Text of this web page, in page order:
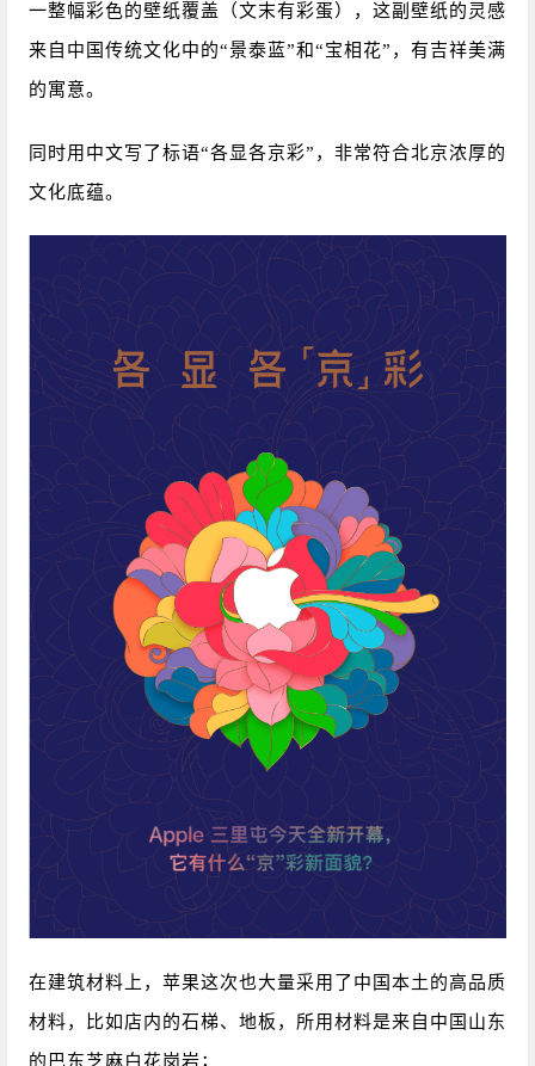
一整幅彩色的壁纸覆盖（文末有彩蛋），这副壁纸的灵感
来自中国传统文化中的“景泰蓝”和“宝相花”，有吉祥美满
的寓意。
同时用中文写了标语“各显各京彩”，非常符合北京浓厚的
文化底蕴。
在建筑材料上，苹果这次也大量采用了中国本土的高品质
材料，比如店内的石梯、地板，所用材料是来自中国山东
的巴东芝麻白花岗岩；